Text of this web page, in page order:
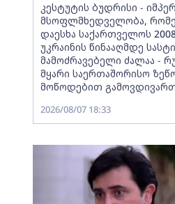
კესტუტის ბუდრისი -
მსოფლმხედველობა,
დაესხა საქართველოს
უკრაინის წინააღმდე
მამოძრავებელი ძალაა -
მყარი საერთაშორისო
მოწოდებით
2026/08/07 18:33